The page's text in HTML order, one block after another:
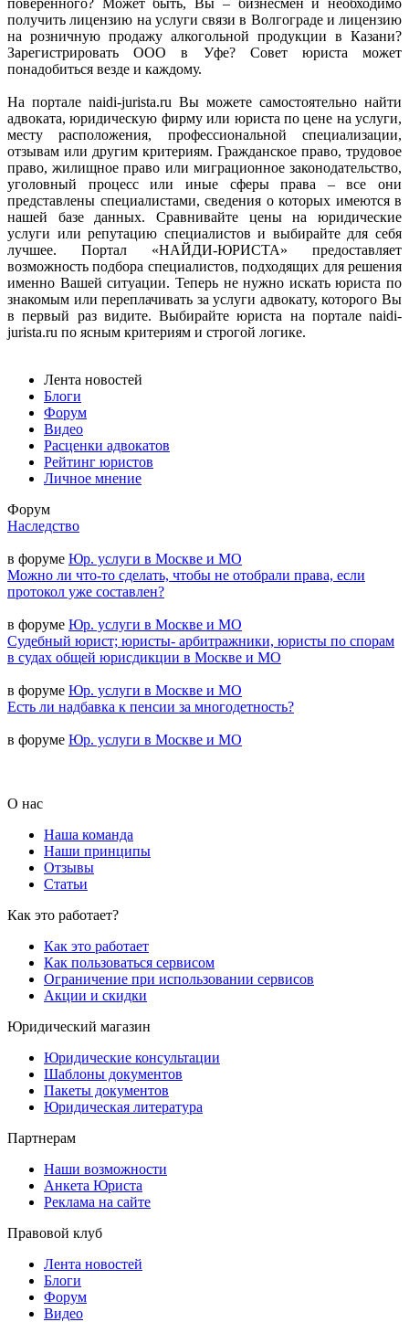
поверенного? Может быть, Вы – бизнесмен и необходимо
получить лицензию на услуги связи в Волгограде и лицензию
на розничную продажу алкогольной продукции в Казани?
Зарегистрировать ООО в Уфе? Совет юриста может
понадобиться везде и каждому.
На портале naidi-jurista.ru Вы можете самостоятельно найти
адвоката, юридическую фирму или юриста по цене на услуги,
месту расположения, профессиональной специализации,
отзывам или другим критериям. Гражданское право, трудовое
право, жилищное право или миграционное законодательство,
уголовный процесс или иные сферы права – все они
представлены специалистами, сведения о которых имеются в
нашей базе данных. Сравнивайте цены на юридические
услуги или репутацию специалистов и выбирайте для себя
лучшее. Портал «НАЙДИ-ЮРИСТА» предоставляет
возможность подбора специалистов, подходящих для решения
именно Вашей ситуации. Теперь не нужно искать юриста по
знакомым или переплачивать за услуги адвокату, которого Вы
в первый раз видите. Выбирайте юриста на портале naidi-
jurista.ru по ясным критериям и строгой логике.
Лента новостей
Блоги
Форум
Видео
Расценки адвокатов
Рейтинг юристов
Личное мнение
Форум
Наследство
в форуме Юр. услуги в Москве и МО
Можно ли что-то сделать, чтобы не отобрали права, если
протокол уже составлен?
в форуме Юр. услуги в Москве и МО
Судебный юрист; юристы- арбитражники, юристы по спорам
в судах общей юрисдикции в Москве и МО
в форуме Юр. услуги в Москве и МО
Есть ли надбавка к пенсии за многодетность?
в форуме Юр. услуги в Москве и МО
О нас
Наша команда
Наши принципы
Отзывы
Статьи
Как это работает?
Как это работает
Как пользоваться сервисом
Ограничение при использовании сервисов
Акции и скидки
Юридический магазин
Юридические консультации
Шаблоны документов
Пакеты документов
Юридическая литература
Партнерам
Наши возможности
Анкета Юриста
Реклама на сайте
Правовой клуб
Лента новостей
Блоги
Форум
Видео